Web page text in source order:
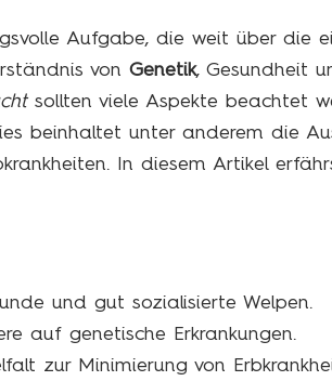
Aufgabe, die weit über die
von Genetik, Gesundheit
sollten viele Aspekte beachtet
beinhaltet unter anderem die
In diesem Artikel
und gut sozialisierte Welpen.
auf genetische Erkrankungen.
zur Minimierung von